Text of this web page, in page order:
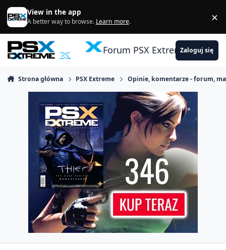
Skocz do zawartości
View in the app
A better way to browse. Learn more. ×
Forum PSX ExtremeZaloguj się
Strona główna PSX Extreme Opinie, komentarze - forum,